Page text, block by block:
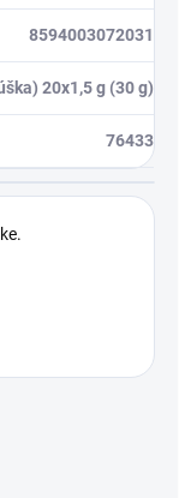
8594003072031
20x1,5 g (30 g)
76433